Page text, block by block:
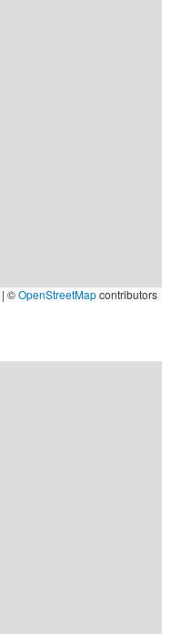
| ©OpenStreetMapcontributors